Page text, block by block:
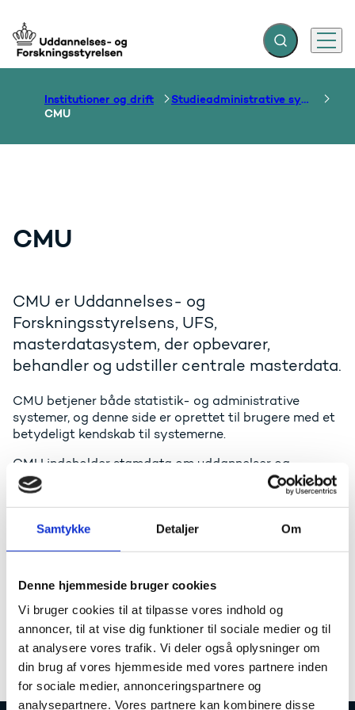
Samtykke Detaljer Om
Denne hjemmeside bruger cookies
Vi bruger cookies til at tilpasse vores indhold og
annoncer, til at vise dig funktioner til sociale medier og til
at analysere vores trafik. Vi deler også oplysninger om
din brug af vores hjemmeside med vores partnere inden
for sociale medier, annonceringspartnere og
analysepartnere. Vores partnere kan kombinere disse
Gå til forsiden Fold søgefelt ud
Menu
Institutioner og drift
Studieadministrative systemer
CMU
CMU
CMU er Uddannelses- og
Forskningsstyrelsens, UFS,
masterdatasystem, der opbevarer,
behandler og udstiller centrale masterdata.
CMU betjener både statistik- og administrative
systemer, og denne side er oprettet til brugere med et
betydeligt kendskab til systemerne.
CMU indeholder stamdata om uddannelser og
uddannelsesinstitutioner i Danmark. CMU leverer bl.a.
masterdata til administrative systemer mv. på det
Masterdatasystemet skal sikre, at der anvendes
samme uddannelses- og institutionsbegreber og
Masterdata er her faste (transaktionsfrie) stamdata,
der anvendes til at formalisere beskrivelsen af de
enheder (uddannelser og uddannelsesinstitutioner),
der indgår i systemerne.